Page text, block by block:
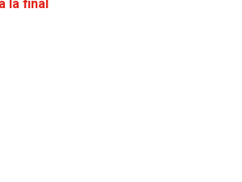
la final